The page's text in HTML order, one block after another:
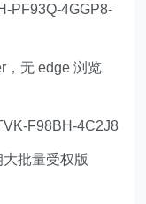
PF93Q-4GGP8-
，无 edge 浏览
F98BH-4C2J8
批量受权版